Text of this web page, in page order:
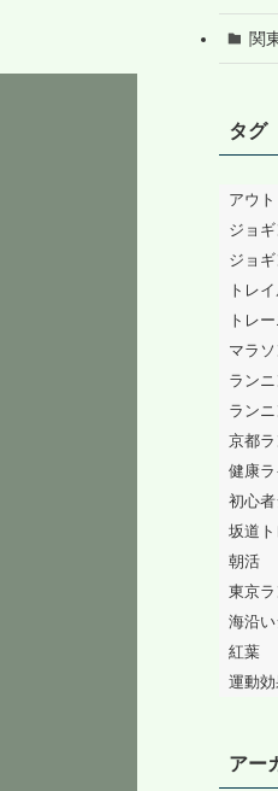
関
タグ
アウ
ジョ
ジョ
トレ
トレ
マラ
ラン
ラン
京都
健康
初心
坂道
朝活
東京
海沿
紅葉
運動
アー